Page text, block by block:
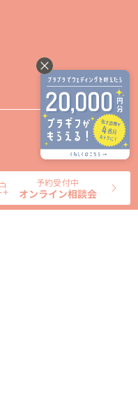
予約受付中
オンライン相談会